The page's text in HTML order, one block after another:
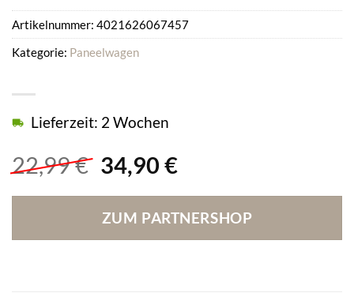
22,99€ Ursprünglicher
war:
22,99 €
34,90 €Aktueller
ist:
34,90 €.
Lieferzeit: 2 Wochen
ZUM PARTNERSHOP
Artikelnummer: 4021626067457
Kategorie: Paneelwagen